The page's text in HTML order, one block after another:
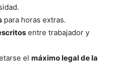
para horas extras.
entre trabajador y
el máximo legal de la